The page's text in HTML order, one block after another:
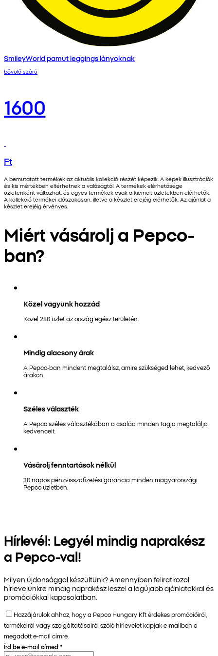
SmileyWorld pamut leggings lányoknak
bővülő szárú
1600
Ft
A bemutatott termékek az aktuális kollekció részét képezik. A képek illusztrációk
és kis mértékben eltérhetnek a valóságtól. A termékek elérhetősége
üzletenként változhat, és egyes termékek csak a kiemelt üzletekben elérhetők.
A kollekció termékei időszakosan, illetve a készlet erejéig elérhetők. Az ajánlat a
készlet erejéig érvényes.
Miért vásárolj a Pepco-
ban?
Közel vagyunk hozzád
Közel 280 üzlet az ország egész területén.
Mindig alacsony árak
A Pepco-ban mindent megtalálsz, amire szükséged lehet, kedvező
árakon.
Széles választék
A Pepco széles választékában a család minden tagja megtalálja
kedvenceit.
Vásárolj fenntartások nélkül
30 napos pénzvisszafizetési garancia minden magyarországi
Pepco üzletben.
Hírlevél: Legyél mindig naprakész
a Pepco-val!
Milyen újdonsággal készültünk? Amennyiben feliratkozol
hírlevelünkre mindig naprakész leszel a legújabb ajánlatokkal és
promóciókkal kapcsolatban.
Hozzájárulok ahhoz, hogy a Pepco Hungary Kft érdekes promócióiról,
termékeiről vagy szolgáltatásairól szóló hírlevelet kapjak e-mailben a
megadott e-mail címre.
Írd be e-mail címed *